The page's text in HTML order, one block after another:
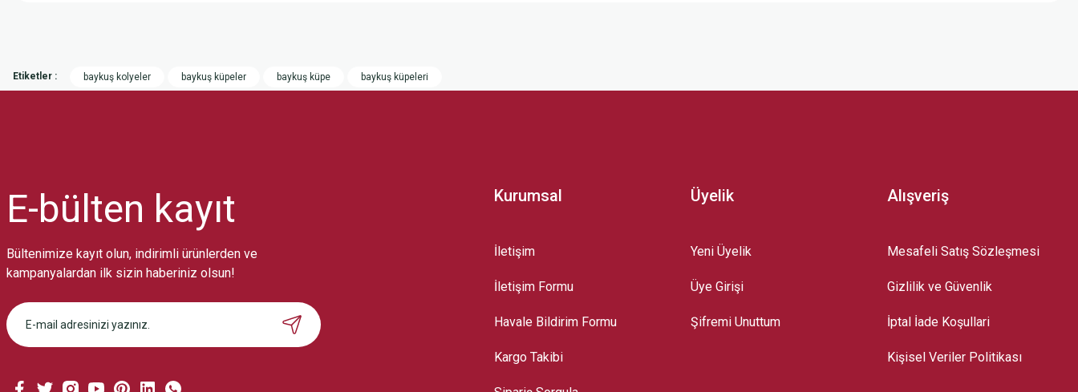
Gönder
Etiketler : baykuş kolyeler baykuş küpeler baykuş küpe baykuş küpeleri
E-bülten kayıt
Bültenimize kayıt olun, indirimli ürünlerden ve
kampanyalardan ilk sizin haberiniz olsun!
Kurumsal
İletişim
İletişim Formu
Havale Bildirim Formu
Kargo Takibi
Üyelik
Yeni Üyelik
Üye Girişi
Şifremi Unuttum
Alışveriş
Mesafeli Satış Sözleşmesi
Gizlilik ve Güvenlik
İptal İade Koşullari
Kişisel Veriler Politikası